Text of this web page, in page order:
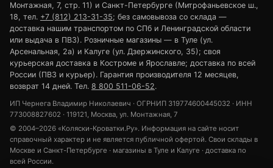
Монтажная, 7, стр. 11) и Санкт-Петербурге (Митрофаньевское ш.,
18, тел. +7 (812) 213-31-35; без самовывоза со склада —
доставка нашим транспортом по СПб и Ленинградской области
или выдача в ПВЗ). Розничные магазины — в Туле (ул.
Арсенальная, 2а) и Калуге (ул. Дзержинского, 35); своя
курьерская доставка в Костроме и Ярославле; доставка по всей
России (ПВЗ и курьер). Гарантия производителя 12 месяцев,
возврат 14 дней. Тел. 8 800 511-06-52.
ИП Чернега Владимир Николаевич · ОГРНИП 319774600445032 · ИНН
773008827602 · 119121, Москва, ул. Монтажная, 7
© 2004–2026 «Коляски-Кроватки.Ру». Информация на сайте носит
справочный характер и не является публичной офертой. Свои склады в
Москве и Санкт-Петербурге · магазины в Туле и Калуге · доставка по
всей России.